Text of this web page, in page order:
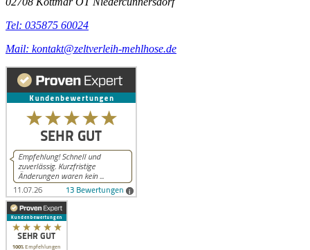
Tel: 035875 60024
Mail: kontakt@zeltverleih-mehlhose.de